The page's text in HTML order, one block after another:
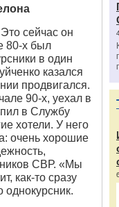
сейчас он
80-х был
в один
казался
продвигался.
90-х, уехал в
в Службу
хотели. У него
очень хорошие
СВР. «Мы
как-то сразу